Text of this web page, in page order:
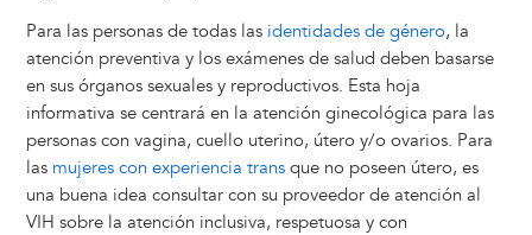
Para las personas de todas las identidades de género, la
atención preventiva y los exámenes de salud deben basarse
en sus órganos sexuales y reproductivos. Esta hoja
informativa se centrará en la atención ginecológica para las
personas con vagina, cuello uterino, útero y/o ovarios. Para
las mujeres con experiencia transque no poseen útero, es
una buena idea consultar con su proveedor de atención al
VIH sobre la atención inclusiva, respetuosa y con